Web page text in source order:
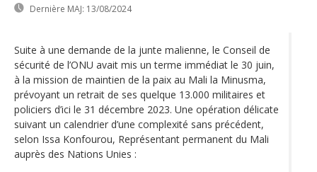
Dernière MAJ: 13/08/2024
Suite à une demande de la junte malienne, le Conseil de
sécurité de l’ONU avait mis un terme immédiat le 30 juin,
à la mission de maintien de la paix au Mali la Minusma,
prévoyant un retrait de ses quelque 13.000 militaires et
policiers d’ici le 31 décembre 2023. Une opération délicate
suivant un calendrier d’une complexité sans précédent,
selon Issa Konfourou, Représentant permanent du Mali
auprès des Nations Unies :